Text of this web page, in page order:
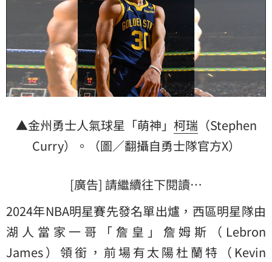
▲金州勇士人氣球星「萌神」 柯瑞 （Stephen
Curry）。（圖／翻攝自勇士隊官方X）
[廣告] 請繼續往下閱讀…
2024年NBA明星賽先發名單出爐，西區明星隊由
湖人當家一哥「詹皇」詹姆斯（Lebron
James）領銜，前場有太陽杜蘭特（Kevin